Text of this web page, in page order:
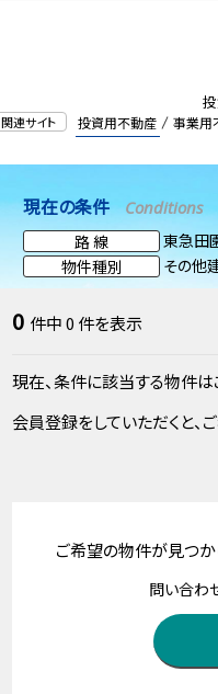
関連サイト 投資用不動産 事業用
現在の条件 Conditions
路 線
東急田
物件種別
その他
0 件中0 件を表示
現在、条件に該当する物件は
会員登録をしていただくと
ご希望の物件が見つか
問い合わ